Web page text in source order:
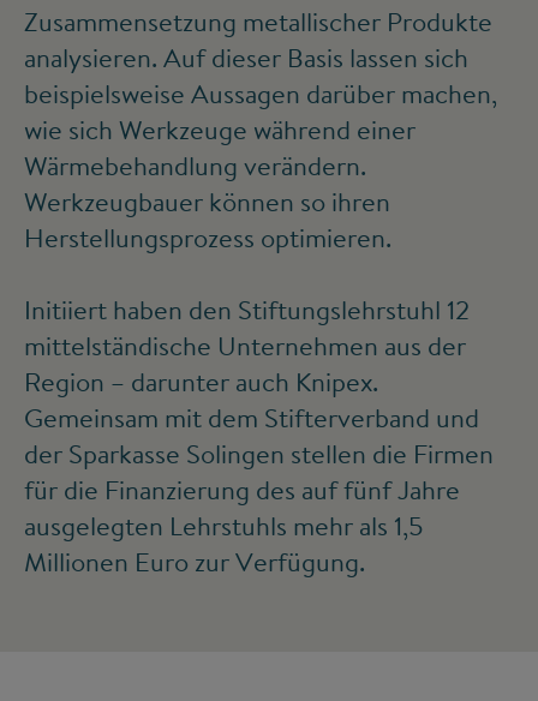
Zusammensetzung metallischer Produkte
analysieren. Auf dieser Basis lassen sich
beispielsweise Aussagen darüber machen,
wie sich Werkzeuge während einer
Wärmebehandlung verändern.
Werkzeugbauer können so ihren
Herstellungsprozess optimieren.
Initiiert haben den Stiftungslehrstuhl 12
mittelständische Unternehmen aus der
Region – darunter auch Knipex.
Gemeinsam mit dem Stifterverband und
der Sparkasse Solingen stellen die Firmen
für die Finanzierung des auf fünf Jahre
ausgelegten Lehrstuhls mehr als 1,5
Millionen Euro zur Verfügung.